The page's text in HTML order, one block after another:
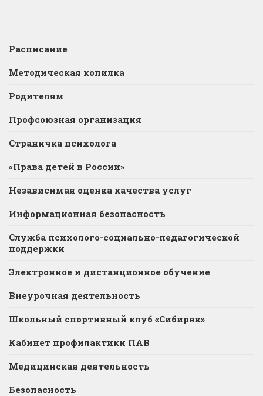
Расписание
Методическая копилка
Родителям
Профсоюзная организация
Страничка психолога
«Права детей в России»
Независимая оценка качества услуг
Информационная безопасность
Служба психолого-социально-педагогической
поддержки
Электронное и дистанционное обучение
Внеурочная деятельность
Школьный спортивный клуб «Сибиряк»
Кабинет профилактики ПАВ
Медицинская деятельность
Безопасность